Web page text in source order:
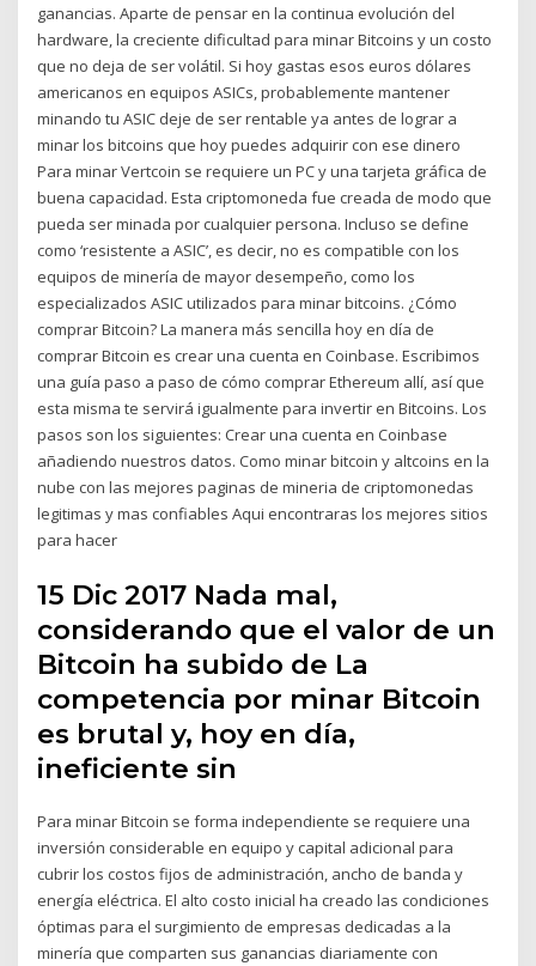
ganancias. Aparte de pensar en la continua evolución del
hardware, la creciente dificultad para minar Bitcoins y un costo
que no deja de ser volátil. Si hoy gastas esos euros dólares
americanos en equipos ASICs, probablemente mantener
minando tu ASIC deje de ser rentable ya antes de lograr a
minar los bitcoins que hoy puedes adquirir con ese dinero
Para minar Vertcoin se requiere un PC y una tarjeta gráfica de
buena capacidad. Esta criptomoneda fue creada de modo que
pueda ser minada por cualquier persona. Incluso se define
como ‘resistente a ASIC’, es decir, no es compatible con los
equipos de minería de mayor desempeño, como los
especializados ASIC utilizados para minar bitcoins. ¿Cómo
comprar Bitcoin? La manera más sencilla hoy en día de
comprar Bitcoin es crear una cuenta en Coinbase. Escribimos
una guía paso a paso de cómo comprar Ethereum allí, así que
esta misma te servirá igualmente para invertir en Bitcoins. Los
pasos son los siguientes: Crear una cuenta en Coinbase
añadiendo nuestros datos. Como minar bitcoin y altcoins en la
nube con las mejores paginas de mineria de criptomonedas
legitimas y mas confiables Aqui encontraras los mejores sitios
para hacer
15 Dic 2017 Nada mal,
considerando que el valor de un
Bitcoin ha subido de La
competencia por minar Bitcoin
es brutal y, hoy en día,
ineficiente sin
Para minar Bitcoin se forma independiente se requiere una
inversión considerable en equipo y capital adicional para
cubrir los costos fijos de administración, ancho de banda y
energía eléctrica. El alto costo inicial ha creado las condiciones
óptimas para el surgimiento de empresas dedicadas a la
minería que comparten sus ganancias diariamente con